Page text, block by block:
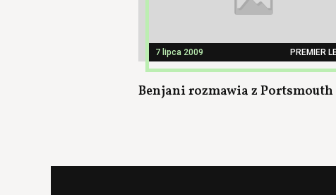
7 lipca 2009 PREMIER
Benjani rozmawia z Portsmouth